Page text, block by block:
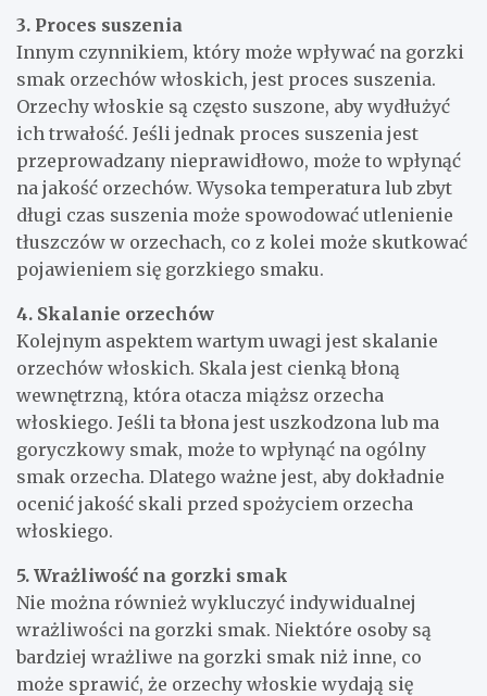
3. Proces suszenia
Innym czynnikiem, który może wpływać na gorzki
smak orzechów włoskich, jest proces suszenia.
Orzechy włoskie są często suszone, aby wydłużyć
ich trwałość. Jeśli jednak proces suszenia jest
przeprowadzany nieprawidłowo, może to wpłynąć
na jakość orzechów. Wysoka temperatura lub zbyt
długi czas suszenia może spowodować utlenienie
tłuszczów w orzechach, co z kolei może skutkować
pojawieniem się gorzkiego smaku.
4. Skalanie orzechów
Kolejnym aspektem wartym uwagi jest skalanie
orzechów włoskich. Skala jest cienką błoną
wewnętrzną, która otacza miąższ orzecha
włoskiego. Jeśli ta błona jest uszkodzona lub ma
goryczkowy smak, może to wpłynąć na ogólny
smak orzecha. Dlatego ważne jest, aby dokładnie
ocenić jakość skali przed spożyciem orzecha
włoskiego.
5. Wrażliwość na gorzki smak
Nie można również wykluczyć indywidualnej
wrażliwości na gorzki smak. Niektóre osoby są
bardziej wrażliwe na gorzki smak niż inne, co
może sprawić, że orzechy włoskie wydają się